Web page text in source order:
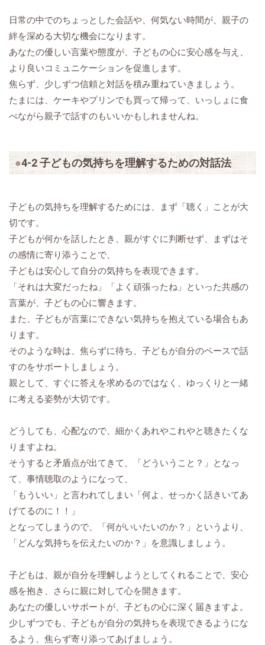
日常の中でのちょっとした会話や、何気ない時間が、親子の
絆を深める大切な機会になります。
あなたの優しい言葉や態度が、子どもの心に安心感を与え、
より良いコミュニケーションを促進します。
焦らず、少しずつ信頼と対話を積み重ねていきましょう。
たまには、ケーキやプリンでも買って帰って、いっしょに食
べながら親子で話すのもいいかもしれませんね。
4-2 子どもの気持ちを理解するための対話法
子どもの気持ちを理解するためには、まず「聴く」ことが大
切です。
子どもが何かを話したとき、親がすぐに判断せず、まずはそ
の感情に寄り添うことで、
子どもは安心して自分の気持ちを表現できます。
「それは大変だったね」「よく頑張ったね」といった共感の
言葉が、子どもの心に響きます。
また、子どもが言葉にできない気持ちを抱えている場合もあ
ります。
そのような時は、焦らずに待ち、子どもが自分のペースで話
すのをサポートしましょう。
親として、すぐに答えを求めるのではなく、ゆっくりと一緒
に考える姿勢が大切です。
どうしても、心配なので、細かくあれやこれやと聴きたくな
りますよね。
そうすると矛盾点が出てきて、「どういうこと？」となっ
て、事情聴取のようになって、
「もういい」と言われてしまい「何よ、せっかく話きいてあ
げてるのに！！」
となってしまうので、「何がいいたいのか？」というより、
「どんな気持ちを伝えたいのか？」を意識しましょう。
子どもは、親が自分を理解しようとしてくれることで、安心
感を抱き、さらに親に対して心を開きます。
あなたの優しいサポートが、子どもの心に深く届きますよ。
少しずつでも、子どもが自分の気持ちを表現できるようにな
るよう、焦らず寄り添ってあげましょう。